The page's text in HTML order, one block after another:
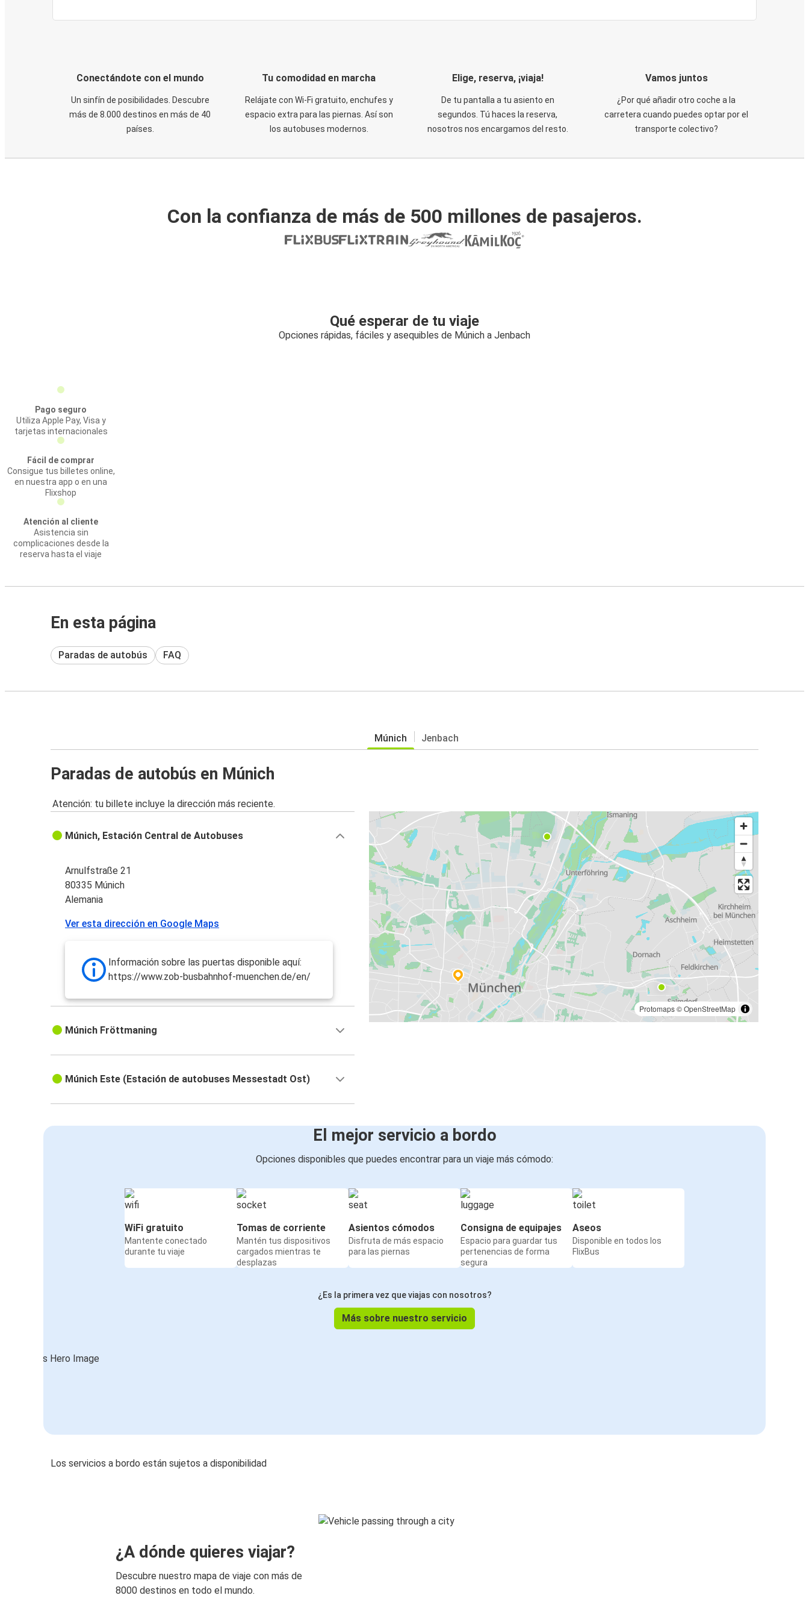
Conectándote con el mundo
Un sinfín de posibilidades. Descubre
más de 8.000 destinos en más de 40
países.
Tu comodidad en marcha
Relájate con Wi-Fi gratuito, enchufes y
espacio extra para las piernas. Así son
los autobuses modernos.
Elige, reserva, ¡viaja!
De tu pantalla a tu asiento en
segundos. Tú haces la reserva,
nosotros nos encargamos del resto.
Vamos juntos
¿Por qué añadir otro coche a la
carretera cuando puedes optar por el
transporte colectivo?
Con la confianza de más de 500 millones de pasajeros.
Qué esperar de tu viaje
Opciones rápidas, fáciles y asequibles de Múnich a Jenbach
Pago seguro
Utiliza Apple Pay, Visa y
tarjetas internacionales
Fácil de comprar
Consigue tus billetes online,
en nuestra app o en una
Flixshop
Atención al cliente
Asistencia sin
complicaciones desde la
reserva hasta el viaje
En esta página
Paradas de autobús FAQ
Múnich Jenbach
Paradas de autobús en Múnich
Atención: tu billete incluye la dirección más reciente.
Protomaps©OpenStreetMap
Múnich, Estación Central de Autobuses
Arnulfstraße 21
80335 Múnich
Alemania
Ver esta dirección en Google Maps
Información sobre las puertas disponible aquí:
https://www.zob-busbahnhof-muenchen.de/en/
Múnich Fröttmaning
Múnich Este (Estación de autobuses Messestadt Ost)
El mejor servicio a bordo
Opciones disponibles que puedes encontrar para un viaje más cómodo:
WiFi gratuito
Mantente conectado
durante tu viaje
Tomas de corriente
Mantén tus dispositivos
cargados mientras te
desplazas
Asientos cómodos
Disfruta de más espacio
para las piernas
Consigna de equipajes
Espacio para guardar tus
pertenencias de forma
segura
Aseos
Disponible en todos los
FlixBus
¿Es la primera vez que viajas con nosotros?
Más sobre nuestro servicio
Los servicios a bordo están sujetos a disponibilidad
¿A dónde quieres viajar?
Descubre nuestro mapa de viaje con más de
8000 destinos en todo el mundo.